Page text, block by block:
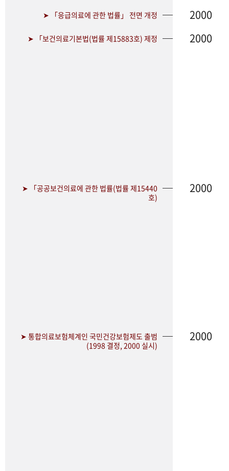
➤ 「응급의료에 관한 법률」 전면 개정 2000
➤ 「보건의료기본법(법률 제15883호) 제정 2000
➤ 「공공보건의료에 관한 법률(법률 제15440
호)
2000
➤ 통합의료보험체계인 국민건강보험제도 출범
(1998 결정, 2000 실시)
2000